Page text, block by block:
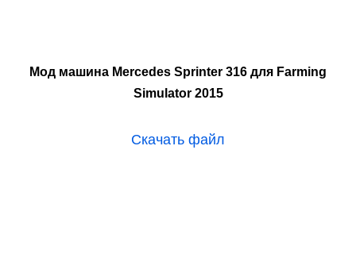
Мод машина Mercedes Sprinter 316 для Farming
Simulator 2015
Скачать файл